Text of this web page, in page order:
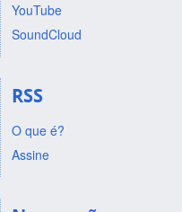
YouTube
SoundCloud
RSS
O que é?
Assine